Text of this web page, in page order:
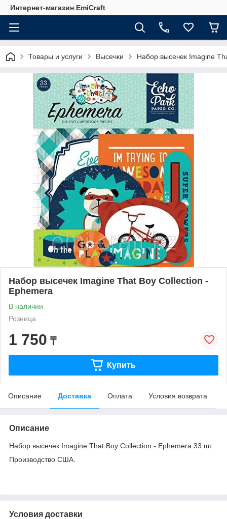
Интернет-магазин EmiCraft
Товары и услуги Высечки Набор высечек Imagine
Набор высечек Imagine That Boy Collection -
Ephemera
В наличии
Розница
1 750 ₸
Купить
Описание Доставка Оплата Условия возврата
Описание
Набор высечек Imagine That Boy Collection - Ephemera 33 шт
Производство США.
Условия доставки